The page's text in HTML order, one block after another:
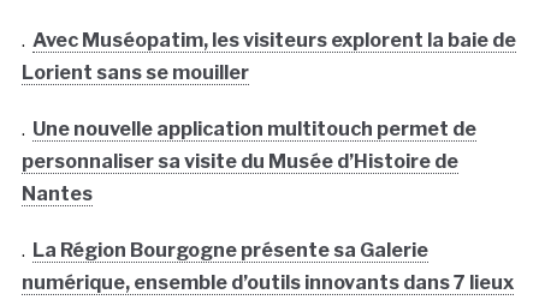
. Avec Muséopatim, les visiteurs explorent la baie de
Lorient sans se mouiller
. Une nouvelle application multitouch permet de
personnaliser sa visite du Musée d’Histoire de
Nantes
. La Région Bourgogne présente sa Galerie
numérique, ensemble d’outils innovants dans 7 lieux